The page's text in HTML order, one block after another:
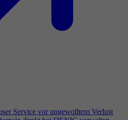
Service vor ungewolltem Verlust